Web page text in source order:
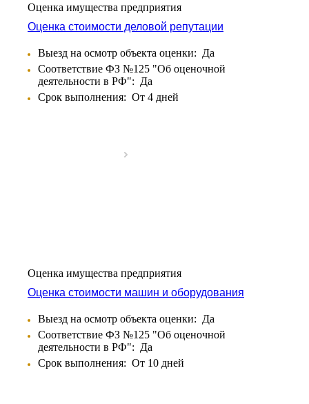
Оценка имущества предприятия
Оценка стоимости деловой репутации
Выезд на осмотр объекта оценки: Да
Соответствие ФЗ №125 "Об оценочной
деятельности в РФ": Да
Срок выполнения: От 4 дней
Оценка имущества предприятия
Оценка стоимости машин и оборудования
Выезд на осмотр объекта оценки: Да
Соответствие ФЗ №125 "Об оценочной
деятельности в РФ": Да
Срок выполнения: От 10 дней
Биробиджан
Благовещенск
Благодарный
Богородицк
Боготол
Бузулук
Бутурлиновка
Валдай